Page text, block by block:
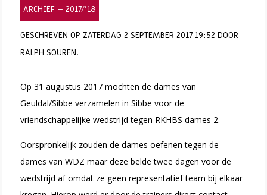
ARCHIEF – 2017/’18
GESCHREVEN OP ZATERDAG 2 SEPTEMBER 2017 19:52 DOOR
RALPH SOUREN.
Op 31 augustus 2017 mochten de dames van
Geuldal/Sibbe verzamelen in Sibbe voor de
vriendschappelijke wedstrijd tegen RKHBS dames 2.
Oorspronkelijk zouden de dames oefenen tegen de
dames van WDZ maar deze belde twee dagen voor de
wedstrijd af omdat ze geen representatiefteam bij elkaar